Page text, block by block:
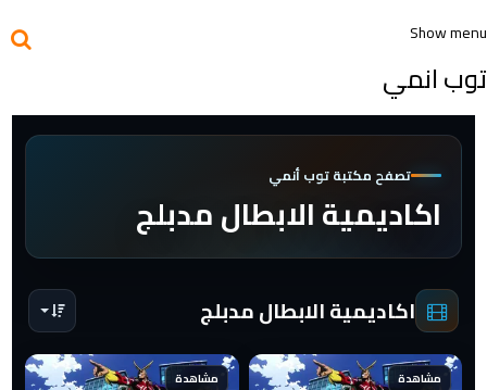
Show menu
توب انمي
تصفح مكتبة توب أنمي
اكاديمية الابطال مدبلج
اكاديمية الابطال مدبلج
مشاهدة مشاهدة